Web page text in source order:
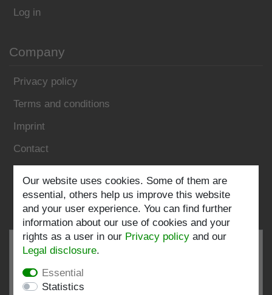
Log in
Company
Privacy policy
Terms and conditions
Imprint
Contact
Follow us:
Our website uses cookies. Some of them are
essential, others help us improve this website
and your user experience. You can find further
information about our use of cookies and your
rights as a user in our Privacy policy and our
Legal disclosure.
Essential
Statistics